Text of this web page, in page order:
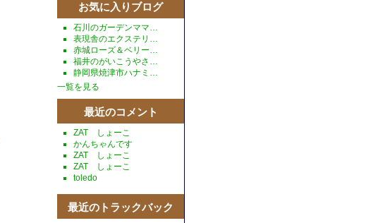
お気に入りブログ
石川のガーデンママ…
表現舎のエクステリ…
赤城ローズ＆ベリー…
福井のがいこうやさ…
静岡県焼津市ハナミ…
一覧を見る
最近のコメント
ZAT しょーこ
かんちゃんです
ZAT しょーこ
ZAT しょーこ
toledo
最近のトラックバック